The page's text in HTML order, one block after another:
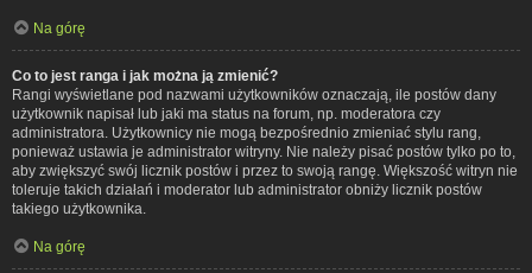
Na górę
Co to jest ranga i jak można ją zmienić?
Rangi wyświetlane pod nazwami użytkowników oznaczają, ile postów dany
użytkownik napisał lub jaki ma status na forum, np. moderatora czy
administratora. Użytkownicy nie mogą bezpośrednio zmieniać stylu rang,
ponieważ ustawia je administrator witryny. Nie należy pisać postów tylko po to,
aby zwiększyć swój licznik postów i przez to swoją rangę. Większość witryn nie
toleruje takich działań i moderator lub administrator obniży licznik postów
takiego użytkownika.
Na górę